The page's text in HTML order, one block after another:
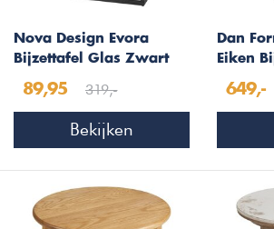
Nova Design Evora
Bijzettafel Glas Zwart
89,95 319,-
Bekijken
Dan
Eiken
649,-